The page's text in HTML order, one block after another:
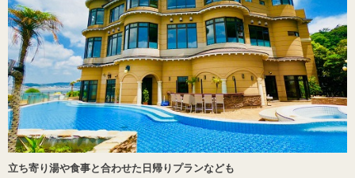
立ち寄り湯や食事と合わせた日帰りプランなども